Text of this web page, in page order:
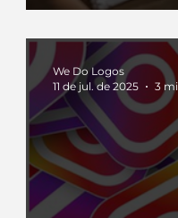
We Do Logos
11 de jul. de 2025
3